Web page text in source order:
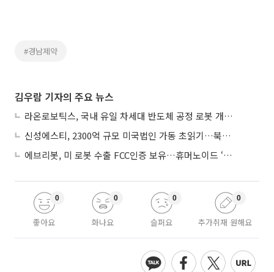
#경남제약
김우람 기자의 주요 뉴스
라온로보틱스, 국내 유일 차세대 반도체 공정 로봇 개발 ‘고객사 테스트 진행’
신성에스티, 2300억 규모 미국법인 가동 초읽기…북미 ESS 공략 본격화
에브리봇, 미 로봇 수출 FCC인증 보유…휴머노이드 ‘AI 두뇌’ 탑재 속도
좋아요
0
화나요
0
슬퍼요
0
추가취재 원해요
0